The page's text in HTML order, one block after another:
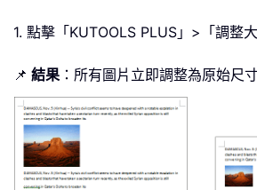
1. 點擊「KUTOOLS PLUS」>「調整
📌 結果：所有圖片立即調整為原始尺